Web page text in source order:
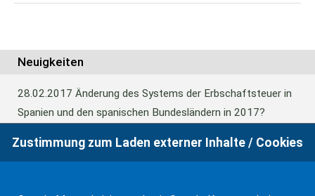
Neuigkeiten
28.02.2017 Änderung des Systems der Erbschaftsteuer in
Spanien und den spanischen Bundesländern in 2017?
24.06.2016Europäisches Güterrecht verabschiedet
Zustimmung zum Laden externer Inhalte / Cookies